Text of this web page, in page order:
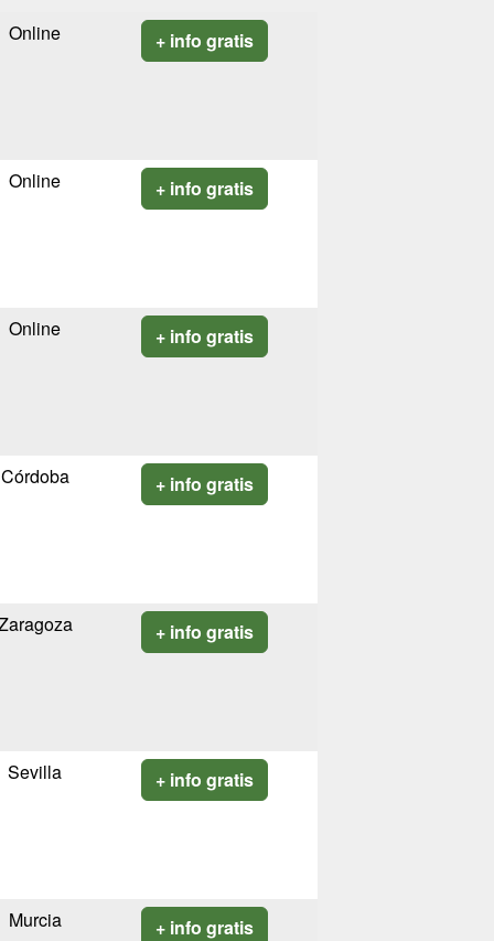
Online + info gratis
Online + info gratis
Online + info gratis
Córdoba + info gratis
+ info gratis
Sevilla + info gratis
Murcia + info gratis